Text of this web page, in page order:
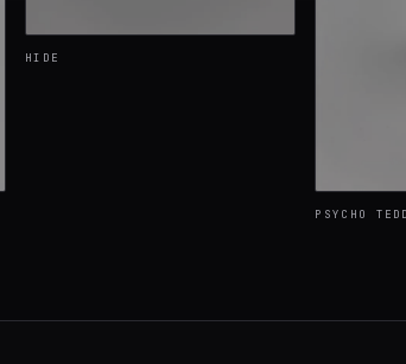
HIDE
PSYCHO